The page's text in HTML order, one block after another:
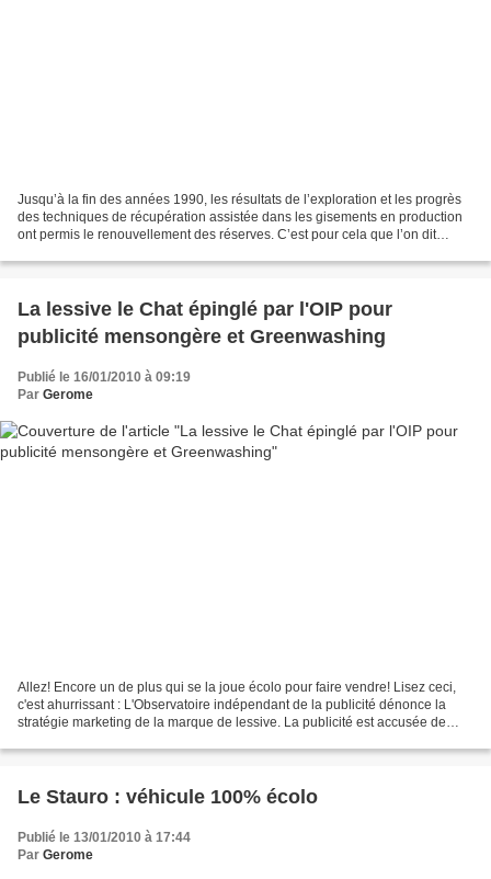
Jusqu’à la fin des années 1990, les résultats de l’exploration et les progrès
des techniques de récupération assistée dans les gisements en production
ont permis le renouvellement des réserves. C’est pour cela que l’on dit
La lessive le Chat épinglé par l'OIP pour
publicité mensongère et Greenwashing
Publié le 16/01/2010 à 09:19
Par Gerome
Allez! Encore un de plus qui se la joue écolo pour faire vendre! Lisez ceci,
c'est ahurrissant : L'Observatoire indépendant de la publicité dénonce la
stratégie marketing de la marque de lessive. La publicité est accusée de
Le Stauro : véhicule 100% écolo
Publié le 13/01/2010 à 17:44
Par Gerome